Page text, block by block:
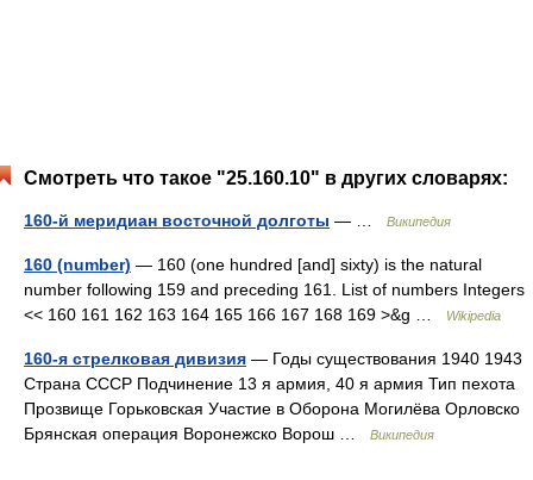
Смотреть что такое "25.160.10" в других словарях:
160-й меридиан восточной долготы — … Википедия
160 (number) — 160 (one hundred [and] sixty) is the natural
number following 159 and preceding 161. List of numbers Integers
<< 160 161 162 163 164 165 166 167 168 169 >&g …
Wikipedia
160-я стрелковая дивизия — Годы существования 1940 1943
Страна СССР Подчинение 13 я армия, 40 я армия Тип пехота
Прозвище Горьковская Участие в Оборона Могилёва Орловско
Брянская операция Воронежско Ворош …
Википедия